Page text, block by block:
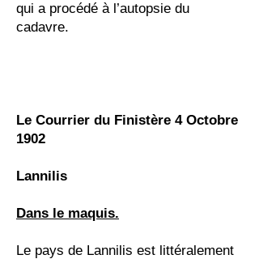
qui a procédé à l’autopsie du
cadavre.
Le Courrier du Finistère 4 Octobre
1902
Lannilis
Dans le maquis.
Le pays de Lannilis est littéralement